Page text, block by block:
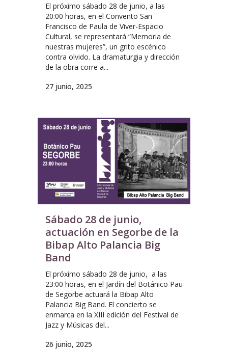
El próximo sábado 28 de junio, a las
20:00 horas, en el Convento San
Francisco de Paula de Viver-Espacio
Cultural, se representará “Memoria de
nuestras mujeres”, un grito escénico
contra olvido. La dramaturgia y dirección
de la obra corre a...
27 junio, 2025
Sábado 28 de junio,
actuación en Segorbe de la
Bibap Alto Palancia Big
Band
El próximo sábado 28 de junio, a las
23:00 horas, en el Jardín del Botánico Pau
de Segorbe actuará la Bibap Alto
Palancia Big Band. El concierto se
enmarca en la XIII edición del Festival de
Jazz y Músicas del...
26 junio, 2025